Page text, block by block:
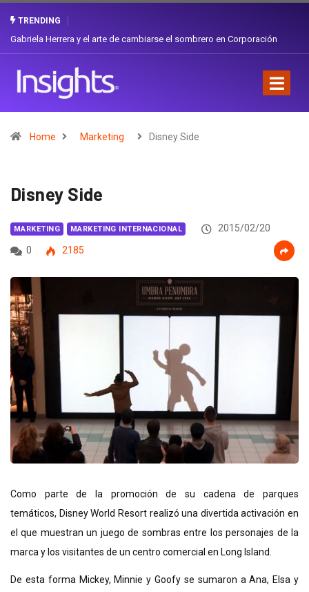
TRENDING
Gabriela Herrera y el arte de cambiarse el sombrero en Corporación
Home Marketing Disney Side
Disney Side
MARKETING MARKETING INTERNACIONAL
2015/02/20
0
2185
Como parte de la promoción de su cadena de parques
temáticos, Disney World Resort realizó una divertida activación en
el que muestran un juego de sombras entre los personajes de la
marca y los visitantes de un centro comercial en Long Island.
De esta forma Mickey, Minnie y Goofy se sumaron a Ana, Elsa y